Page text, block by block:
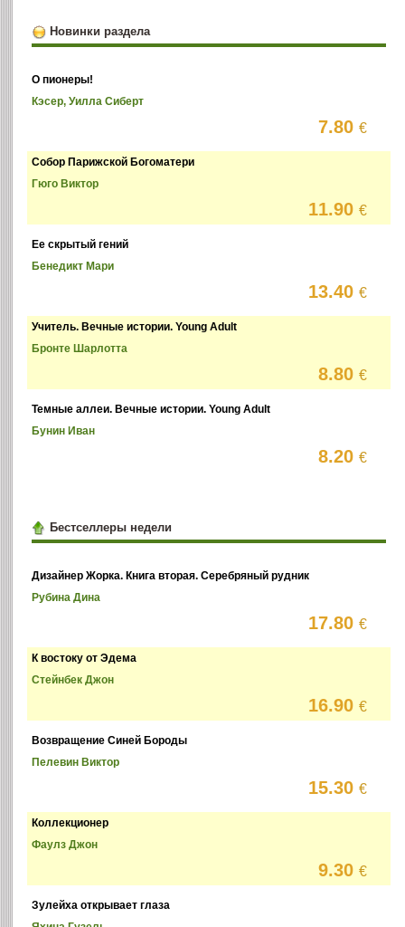
Новинки раздела
О пионеры!
Кэсер, Уилла Сиберт
7.80€
Собор Парижской Богоматери
Гюго Виктор
11.90€
Ее скрытый гений
Бенедикт Мари
13.40€
Учитель. Вечные истории. Young Adult
Бронте Шарлотта
8.80€
Темные аллеи. Вечные истории. Young Adult
Бунин Иван
8.20€
Бестселлеры недели
Дизайнер Жорка. Книга вторая. Серебряный рудник
Рубина Дина
17.80€
К востоку от Эдема
Стейнбек Джон
16.90€
Возвращение Синей Бороды
Пелевин Виктор
15.30€
Коллекционер
Фаулз Джон
9.30€
Зулейха открывает глаза